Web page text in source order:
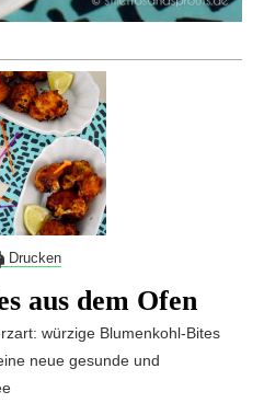
Drucken
aus dem Ofen
neue gesunde und